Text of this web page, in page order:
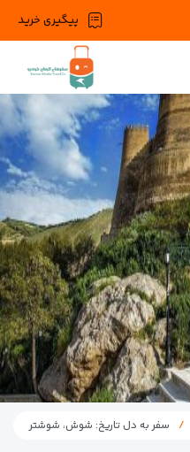
پیگیری خرید
سفر به دل تاریخ: شوش، شوشتر